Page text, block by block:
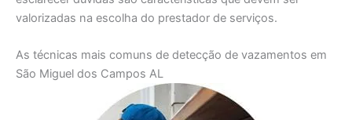
valorizadas na escolha do prestador de serviços.
As técnicas mais comuns de detecção de vazamentos em
São Miguel dos Campos AL